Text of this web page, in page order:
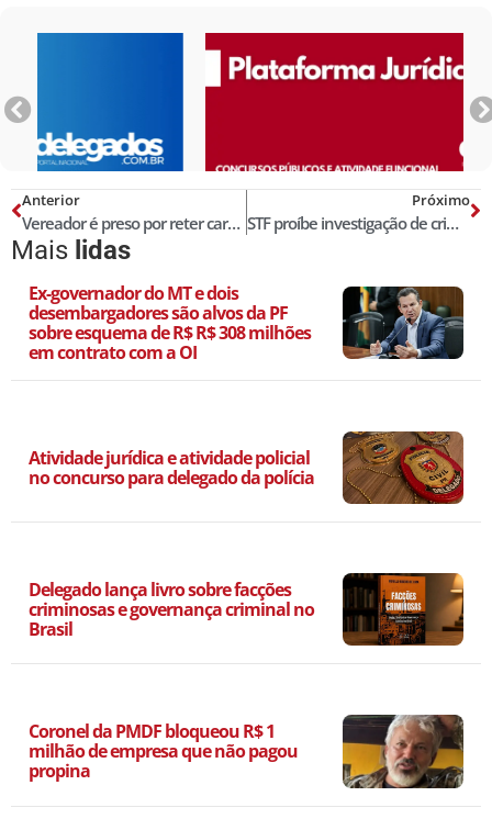
Anterior
Vereador é preso por reter cartão do Bolsa Família em Minas Gerais
Próximo
STF proíbe investigação de crimes comuns por policiais militares!
Mais lidas
Ex-governador do MT e dois
desembargadores são alvos da PF
sobre esquema de R$ R$ 308 milhões
em contrato com a OI
Atividade jurídica e atividade policial
no concurso para delegado da polícia
Delegado lança livro sobre facções
criminosas e governança criminal no
Brasil
Coronel da PMDF bloqueou R$ 1
milhão de empresa que não pagou
propina